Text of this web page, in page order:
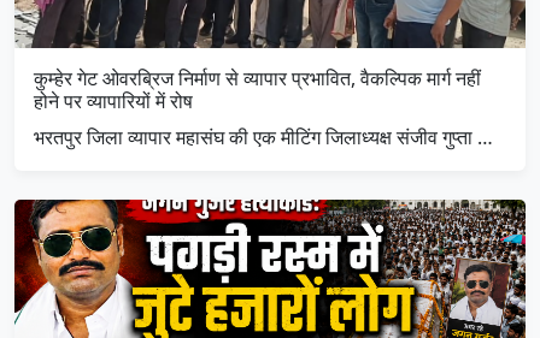
कुम्हेर गेट ओवरब्रिज निर्माण से व्यापार प्रभावित, वैकल्पिक मार्ग नहीं
होने पर व्यापारियों में रोष
भरतपुर जिला व्यापार महासंघ की एक मीटिंग जिलाध्यक्ष संजीव गुप्ता …